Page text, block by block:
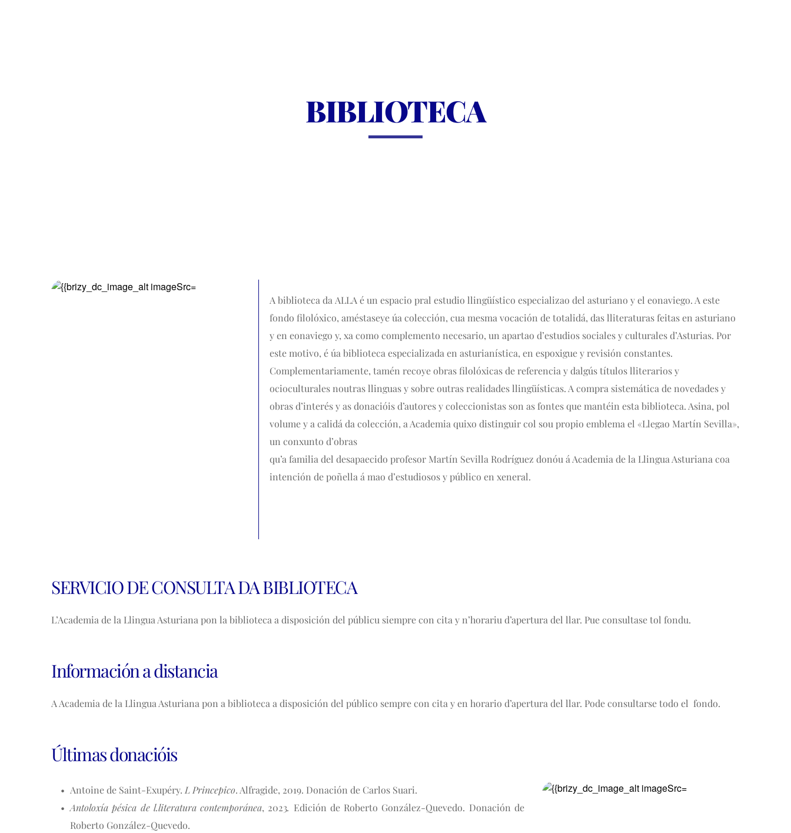
BIBLIOTECA
A biblioteca da ALLA é un espacio pral estudio llingüístico especializao del asturiano y el eonaviego. A este
fondo filolóxico, améstaseye úa colección, cua mesma vocación de totalidá, das lliteraturas feitas en asturiano
y en eonaviego y, xa como complemento necesario, un apartao d’estudios sociales y culturales d’Asturias. Por
este motivo, é úa biblioteca especializada en asturianística, en espoxigue y revisión constantes.
Complementariamente, tamén recoye obras filolóxicas de referencia y dalgús títulos lliterarios y
ocioculturales noutras llinguas y sobre outras realidades llingüísticas. A compra sistemática de novedades y
obras d’interés y as donacióis d’autores y coleccionistas son as fontes que mantéin esta biblioteca. Asina, pol
volume y a calidá da colección, a Academia quixo distinguir col sou propio emblema el «Llegao Martín Sevilla»,
un conxunto d’obras
qu’a familia del desapaecido profesor Martín Sevilla Rodríguez donóu á Academia de la Llingua Asturiana coa
intención de poñella á mao d’estudiosos y público en xeneral.
SERVICIO DE CONSULTA DA BIBLIOTECA
L’Academia de la Llingua Asturiana pon la biblioteca a disposición del públicu siempre con cita y n’horariu d’apertura del llar. Pue consultase tol fondu.
Información a distancia
A Academia de la Llingua Asturiana pon a biblioteca a disposición del público sempre con cita y en horario d’apertura del llar. Pode consultarse todo el  fondo.
Últimas donacióis
Antoine de Saint-Exupéry. L Princepico. Alfragide, 2019. Donación de Carlos Suari.
Antoloxía pésica de l.literatura contemporánea, 2023. Edición de Roberto González-Quevedo. Donación de
Roberto González-Quevedo.